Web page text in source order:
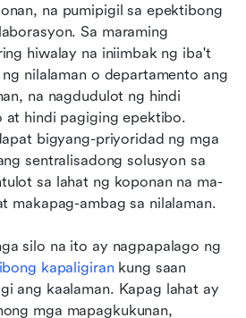
na pumipigil sa epektibong
Sa maraming
hiwalay na iniimbak ng iba't
nilalaman o departamento ang
na nagdudulot ng hindi
at hindi pagiging epektibo.
bigyang-priyoridad ng mga
sentralisadong solusyon sa
sa lahat ng koponan na ma-
makapag-ambag sa nilalaman.
silo na ito ay nagpapalago ng
kapaligiran kung saan
ang kaalaman. Kapag lahat ay
mga mapagkukunan,